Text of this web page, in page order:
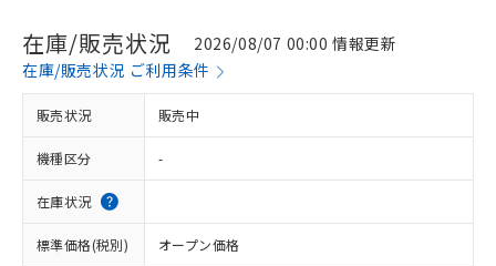
在庫/販売状況
2026/08/07 00:00 情報更新
在庫/販売状況 ご利用条件
販売状況 販売中
機種区分 -
在庫状況
標準価格(税別) オープン価格